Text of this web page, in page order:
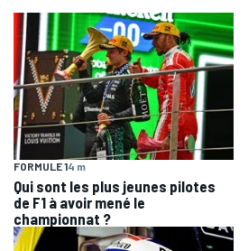
FORMULE 14 m
Qui sont les plus jeunes pilotes
de F1 à avoir mené le
championnat ?